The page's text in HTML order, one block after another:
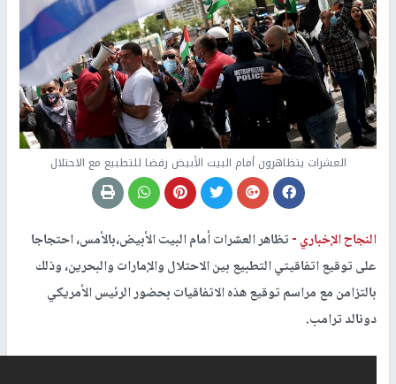
العشرات يتظاهرون أمام البيت الأبيض رفضا للتطبيع مع الاحتلال
النجاح الإخباري -تظاهر العشرات أمام البيت الأبيض،بالأمس، احتجاجا
على توقيع اتفاقيتي التطبيع بين الاحتلال والإمارات والبحرين، وذلك
بالتزامن مع مراسم توقيع هذه الاتفاقيات بحضور الرئيس الأمريكي
دونالد ترامب.